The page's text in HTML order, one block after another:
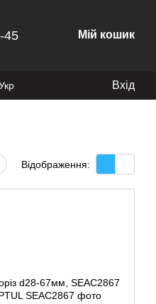
45 Мій кошик
Вхід
Відображення: